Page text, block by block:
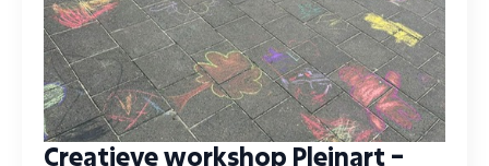
Creatieve workshop Pleinart –